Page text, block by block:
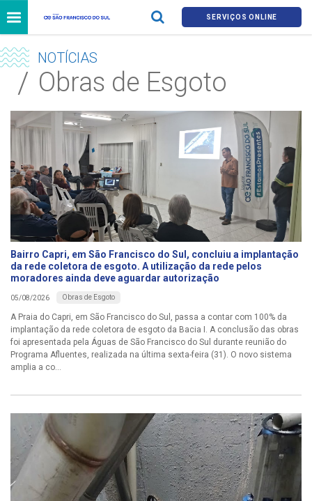
SERVIÇOS ONLINE
NOTÍCIAS
Obras de Esgoto
Bairro Capri, em São Francisco do Sul, concluiu a implantação
da rede coletora de esgoto. A utilização da rede pelos
moradores ainda deve aguardar autorização
05/08/2026 Obras de Esgoto
A Praia do Capri, em São Francisco do Sul, passa a contar com 100% da
implantação da rede coletora de esgoto da Bacia I. A conclusão das obras
foi apresentada pela Águas de São Francisco do Sul durante reunião do
Programa Afluentes, realizada na última sexta-feira (31). O novo sistema
amplia a co...